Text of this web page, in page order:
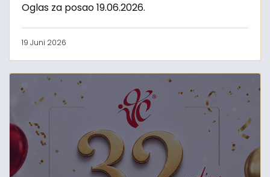
Oglas za posao 19.06.2026.
19 Juni 2026